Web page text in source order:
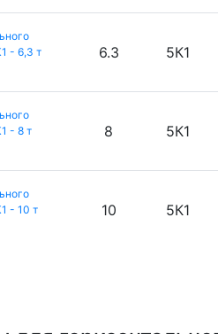
- 6,3 т
6.3 5К1
- 8 т
8 5К1
- 10 т
10 5К1